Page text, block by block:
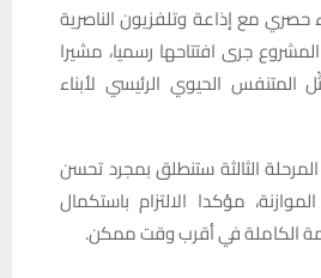
مع إذاعة وتلفزيون الناصرية
جرى افتتاحها رسميا، مشيرا
المتنفس الحيوي الرئيسي لأبناء
الثالثة ستنطلق بمجرد تحسن
مؤكدا الالتزام باستكمال
الكاملة في أقرب وقت ممكن.